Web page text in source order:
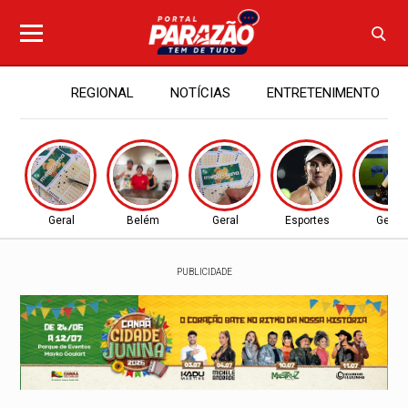
REGIONAL NOTÍCIAS ENTRETENIMENTO
Geral Belém Geral Esportes Geral
PUBLICIDADE